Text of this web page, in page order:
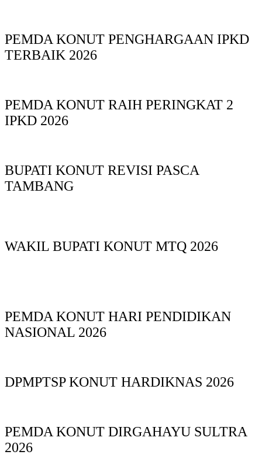
PEMDA KONUT PENGHARGAAN IPKD
TERBAIK 2026
PEMDA KONUT RAIH PERINGKAT 2
IPKD 2026
BUPATI KONUT REVISI PASCA
TAMBANG
WAKIL BUPATI KONUT MTQ 2026
PEMDA KONUT HARI PENDIDIKAN
NASIONAL 2026
DPMPTSP KONUT HARDIKNAS 2026
PEMDA KONUT DIRGAHAYU SULTRA
2026